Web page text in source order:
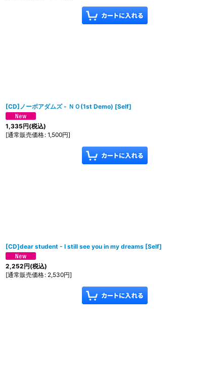
[CD]ノーボアダムズ - ＮＯ(1st Demo) [Self]
1,335円(税込)
[通常販売価格: 1,500円]
[CD]dear student - I still see you in my dreams [Self]
2,252円(税込)
[通常販売価格: 2,530円]